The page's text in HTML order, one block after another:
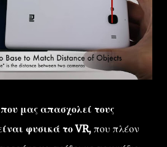
μας απασχολεί τους
φυσικά το VR, που πλέον